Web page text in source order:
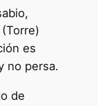
(Torre)
es
no persa.
de